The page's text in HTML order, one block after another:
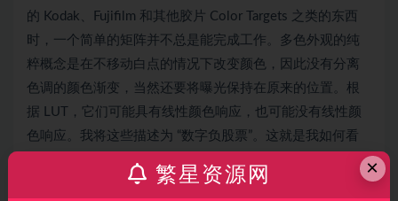
的 Kodak、Fujifilm 和其他胶片 Color Targets 之类的东西
时，一个简单的矩阵并不总是能完成工作。多色外观的纯
粹概念是在不移动白点的情况下改变颜色，因此没有分离
色调的颜色渐变，当然还要将曝光保持在原来的位置。根
据 LUT，它们可能具有线性颜色响应，也可能没有线性颜
色响应。我将这些描述为 “数字负股票”。这就是我如何看
个概念的指导方针。我喜欢这些单独使用时的简单性，但
×
繁星资源网